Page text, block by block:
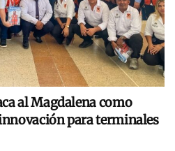
al Magdalena como
para terminales